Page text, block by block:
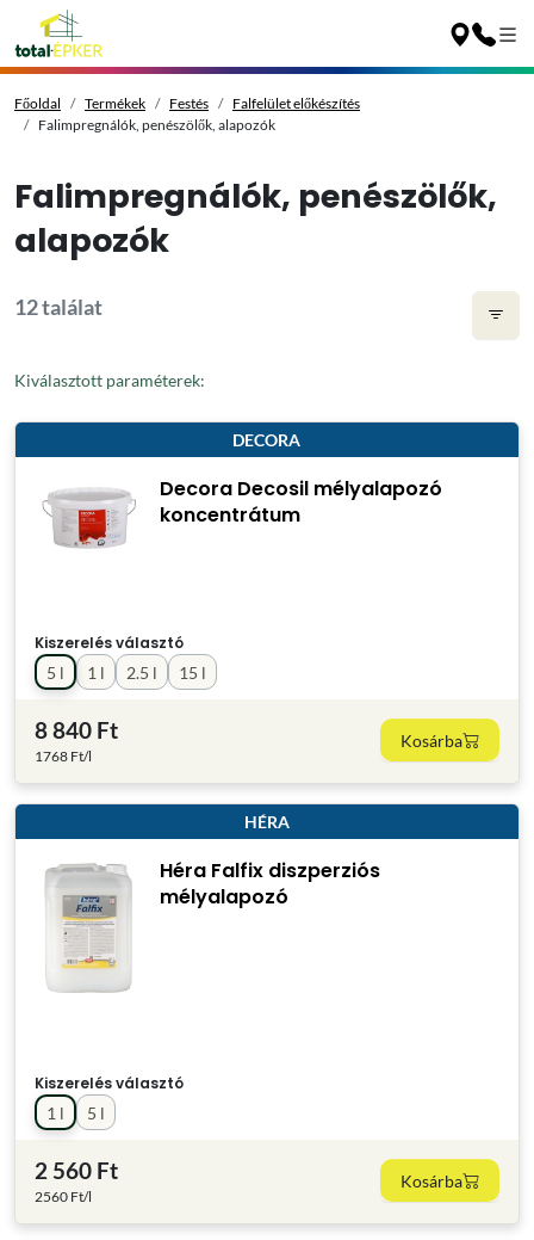
Főoldal Termékek Festés
Falfelület előkészítés
Falimpregnálók, penészölők, alapozók
Falimpregnálók, penészölők,
alapozók
12 találat
Kiválasztott paraméterek:
DECORA
Decora Decosil mélyalapozó
koncentrátum
Kiszerelés választó
1 l
2.5 l
5 l 15 l
8 840 Ft
1768 Ft/l
Kosárba
HÉRA
Héra Falfix diszperziós
mélyalapozó
Kiszerelés választó
1 l
5 l
2 560 Ft
2560 Ft/l
Kosárba